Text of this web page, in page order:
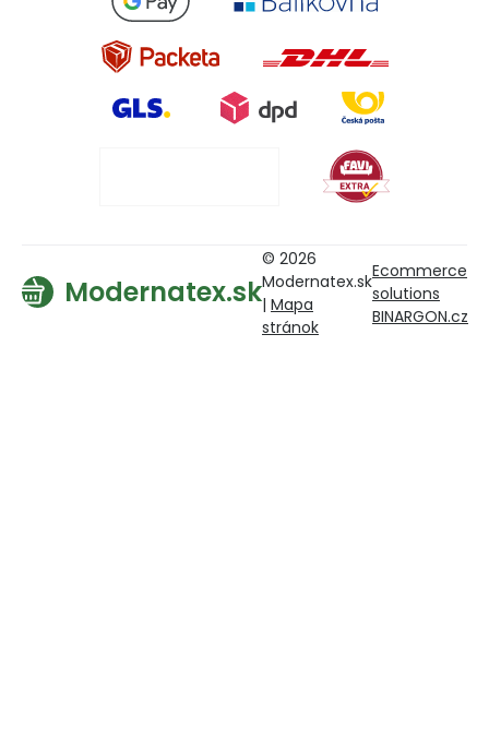
Modernatex.sk
© 2026
Modernatex.sk
| Mapa
stránok
Ecommerce
solutions
BINARGON.cz